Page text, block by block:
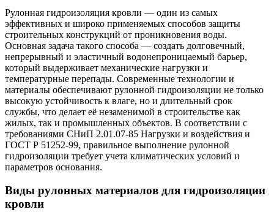
Рулонная гидроизоляция кровли — один из самых
эффективных и широко применяемых способов защиты
строительных конструкций от проникновения воды.
Основная задача такого способа — создать долговечный,
непрерывный и эластичный водонепроницаемый барьер,
который выдерживает механические нагрузки и
температурные перепады. Современные технологии и
материалы обеспечивают рулонной гидроизоляции не только
высокую устойчивость к влаге, но и длительный срок
службы, что делает её незаменимой в строительстве как
жилых, так и промышленных объектов. В соответствии с
требованиями СНиП 2.01.07-85 Нагрузки и воздействия и
ГОСТ Р 51252-99, правильное выполнение рулонной
гидроизоляции требует учета климатических условий и
параметров основания.
Виды рулонных материалов для гидроизоляции
кровли